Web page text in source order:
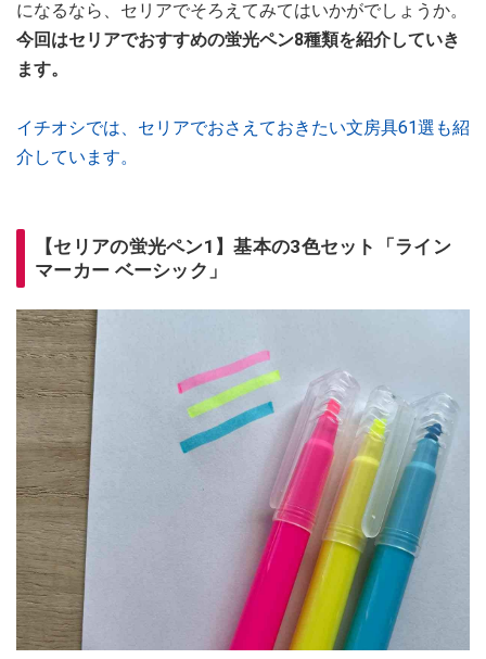
になるなら、セリアでそろえてみてはいかがでしょうか。
今回はセリアでおすすめの蛍光ペン8種類を紹介していき
ます。
イチオシでは、セリアでおさえておきたい文房具61選も紹
介しています。
【セリアの蛍光ペン1】基本の3色セット「ライン
マーカー ベーシック」